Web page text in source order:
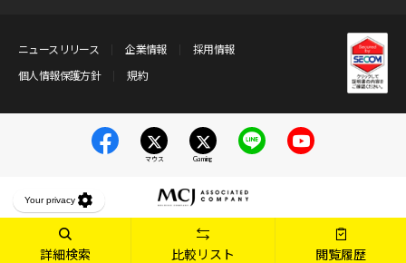
詳細検索 比較リスト 閲覧履歴
ニュースリリース 企業情報
採用情報
個人情報保護方針
規約
マウス Gaming